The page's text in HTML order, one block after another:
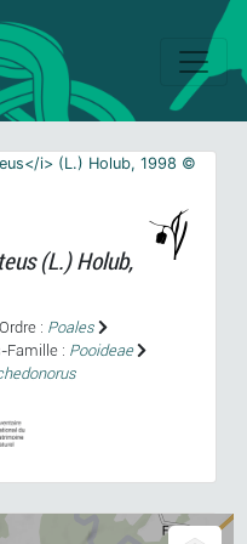
(L.) Holub,
Ordre : Poales
Famille : Pooideae